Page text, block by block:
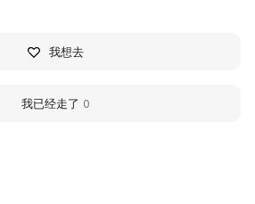
我想去
我已经走了 0